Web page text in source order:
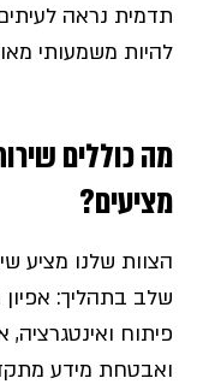
תדמית נראה
להיות משמעותי
מה כוללים
מציעים?
הצוות שלנו מציע
שלב בתהליך:
ואבטחת מידע